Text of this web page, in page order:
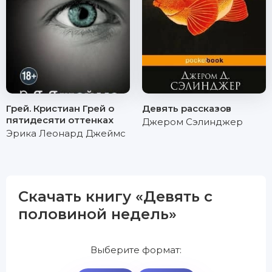
Грей. Кристиан Грей о
пятидесяти оттенках
Эрика Леонард Джеймс
Девять рассказов
Джером Сэлинджер
Скачать книгу «Девять с
половиной недель»
Выберите формат: